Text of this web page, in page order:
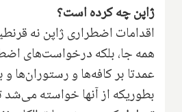
ژاپن چه کرده است؟
اقدامات اضطراری ژاپن نه
همه جا، بلکه درخواست‌های
عمدتا بر کافه‌ها و رستوران‌ها
بطوریکه از آنها خواسته می‌شد